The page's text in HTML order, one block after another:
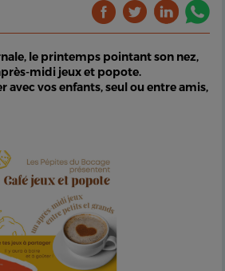
le printemps pointant son nez,
midi jeux et popote.
avec vos enfants, seul ou entre amis,